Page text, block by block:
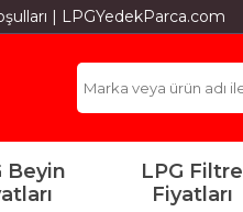
| LPGYedekParca.com
Beyin
LPG Filtre
Fiyatları